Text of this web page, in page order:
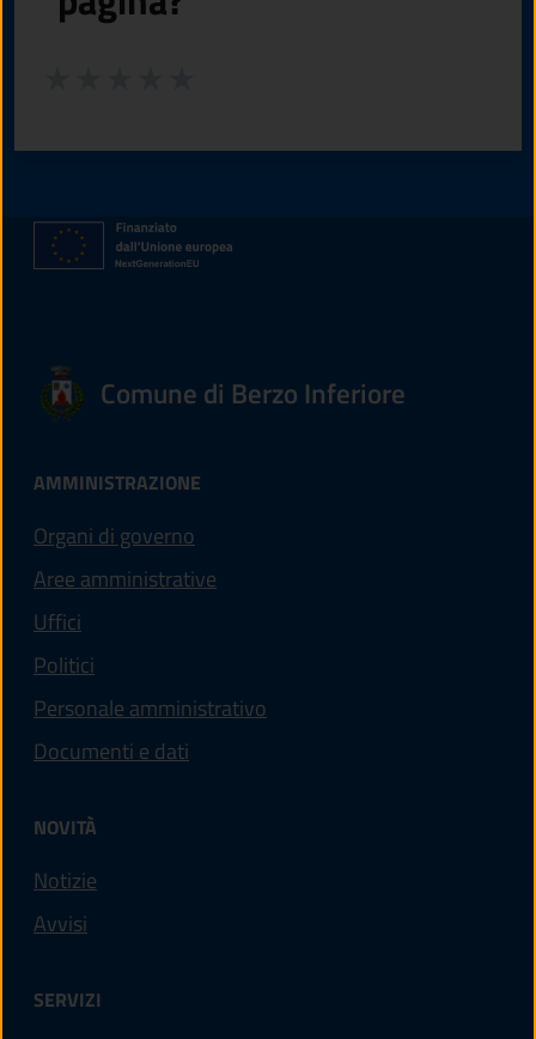
Comune di Berzo Inferiore
AMMINISTRAZIONE
Organi di governo
Aree amministrative
Uffici
Politici
Personale amministrativo
Documenti e dati
NOVITÀ
Notizie
Avvisi
SERVIZI